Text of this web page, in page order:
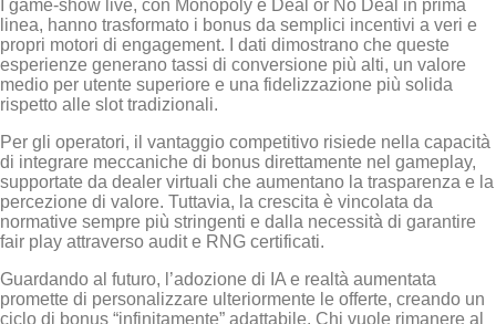
I game‑show live, con Monopoly e Deal or No Deal in prima
linea, hanno trasformato i bonus da semplici incentivi a veri e
propri motori di engagement. I dati dimostrano che queste
esperienze generano tassi di conversione più alti, un valore
medio per utente superiore e una fidelizzazione più solida
rispetto alle slot tradizionali.
Per gli operatori, il vantaggio competitivo risiede nella capacità
di integrare meccaniche di bonus direttamente nel gameplay,
supportate da dealer virtuali che aumentano la trasparenza e la
percezione di valore. Tuttavia, la crescita è vincolata da
normative sempre più stringenti e dalla necessità di garantire
fair play attraverso audit e RNG certificati.
Guardando al futuro, l’adozione di IA e realtà aumentata
promette di personalizzare ulteriormente le offerte, creando un
ciclo di bonus “infinitamente” adattabile. Chi vuole rimanere al